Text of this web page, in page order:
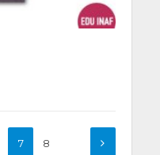
7 8